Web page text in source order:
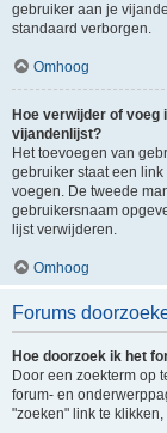
gebruiker aan je
standaard verborgen.
Omhoog
Hoe verwijder of voeg
vijandenlijst?
Het toevoegen van
gebruiker staat een
voegen. De tweede
gebruikersnaam
lijst verwijderen.
Omhoog
Forums
Hoe doorzoek ik het
Door een zoekterm op
forum- en
"zoeken" link te